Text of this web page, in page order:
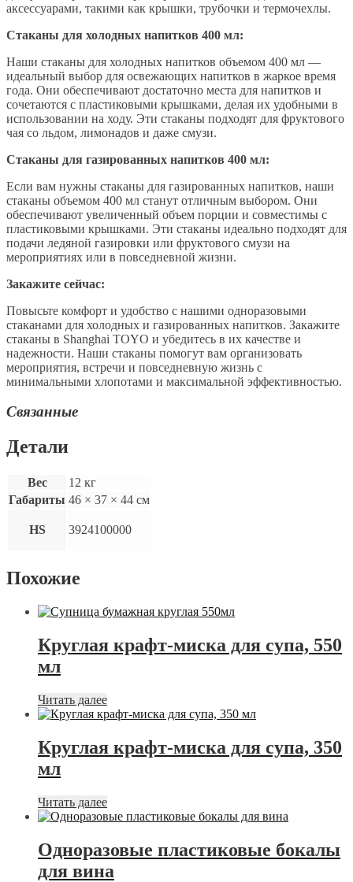
аксессуарами, такими как крышки, трубочки и термочехлы.
Стаканы для холодных напитков 400 мл:
Наши стаканы для холодных напитков объемом 400 мл —
идеальный выбор для освежающих напитков в жаркое время
года. Они обеспечивают достаточно места для напитков и
сочетаются с пластиковыми крышками, делая их удобными в
использовании на ходу. Эти стаканы подходят для фруктового
чая со льдом, лимонадов и даже смузи.
Стаканы для газированных напитков 400 мл:
Если вам нужны стаканы для газированных напитков, наши
стаканы объемом 400 мл станут отличным выбором. Они
обеспечивают увеличенный объем порции и совместимы с
пластиковыми крышками. Эти стаканы идеально подходят для
подачи ледяной газировки или фруктового смузи на
мероприятиях или в повседневной жизни.
Закажите сейчас:
Повысьте комфорт и удобство с нашими одноразовыми
стаканами для холодных и газированных напитков. Закажите
стаканы в Shanghai TOYO и убедитесь в их качестве и
надежности. Наши стаканы помогут вам организовать
мероприятия, встречи и повседневную жизнь с
минимальными хлопотами и максимальной эффективностью.
Связанные
Детали
Вес
12 кг
Габариты 46 × 37 × 44 см
HS 3924100000
Похожие
Круглая крафт-миска для супа, 550
мл
Читать далее
Круглая крафт-миска для супа, 350
мл
Читать далее
Одноразовые пластиковые бокалы
для вина